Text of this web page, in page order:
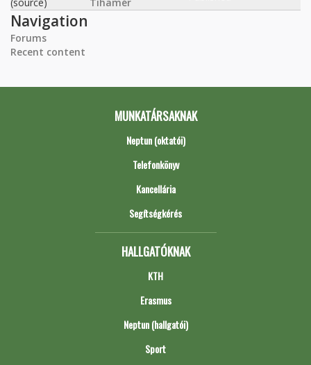
Navigation
Forums
Recent content
MUNKATÁRSAKNAK
Neptun (oktatói)
Telefonkönyv
Kancellária
Segítségkérés
HALLGATÓKNAK
KTH
Erasmus
Neptun (hallgatói)
Sport